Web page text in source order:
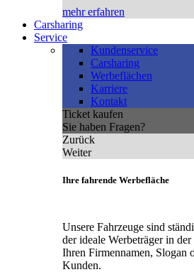
mehr erfahren
Carsharing
Service
Kundenservice
Carsharing
Werbeflächen
Karriere
Kontakt
Ticket kaufen
Sie haben Fragen?
Zurück
Weiter
Ihre fahrende Werbefläche
Unsere Fahrzeuge sind
der ideale Werbeträger in
Ihren Firmennamen, Slogan
Kunden.